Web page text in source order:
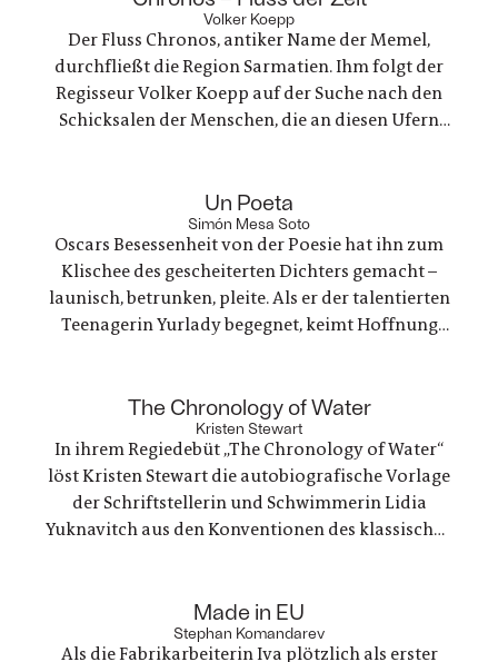
entfernt
Volker Koepp
Der Fluss Chronos, antiker Name der Memel,
durchfließt die Region Sarmatien. Ihm folgt der
Regisseur Volker Koepp auf der Suche nach den
Schicksalen der Menschen, die an diesen Ufern
Un Poeta
Simón Mesa Soto
Oscars Besessenheit von der Poesie hat ihn zum
Klischee des gescheiterten Dichters gemacht –
launisch, betrunken, pleite. Als er der talentierten
Teenagerin Yurlady begegnet, keimt Hoffnung
werden
The Chronology of Water
Kristen Stewart
In ihrem Regiedebüt „The Chronology of Water“
löst Kristen Stewart die autobiografische Vorlage
der Schriftstellerin und Schwimmerin Lidia
Yuknavitch aus den Konventionen des klassischen
seiner Hauptfigur – körperlich, fragmentarisch,
aus nächster Nähe
Made in EU
Stephan Komandarev
Als die Fabrikarbeiterin Iva plötzlich als erster